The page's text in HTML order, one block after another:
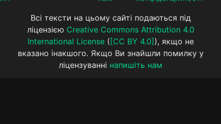
Всі тексти на цьому сайті подаються під
ліцензією Creative Commons Attribution 4.0
International License( [CC BY 4.0] ), якщо не
вказано інакшого. Якщо Ви знайшли помилку у
ліцензуванні напишіть нам